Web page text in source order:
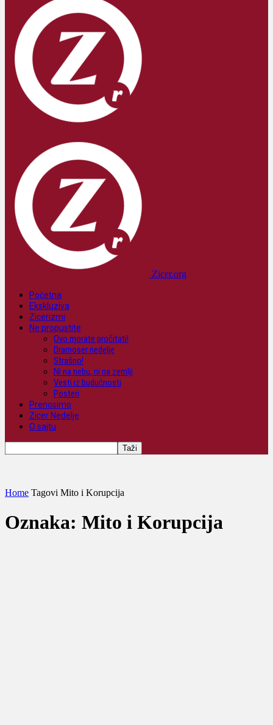
Zicer.org
Početna
Ekskluziva
Zicerizmi
Ne propustite
Ovo morate pročitati!
Dramoser nedelje
Strašno!
Ni na nebu, ni na zemlji
Vesti iz budućnosti
Posteri
Prenosimo
Zicer Nedelje
O sajtu
Home Tagovi Mito i Korupcija
Oznaka: Mito i Korupcija